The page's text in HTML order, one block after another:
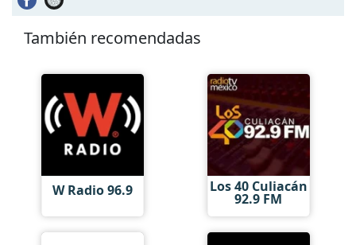
También recomendadas
W Radio 96.9 Los 40 Culiacán
92.9 FM